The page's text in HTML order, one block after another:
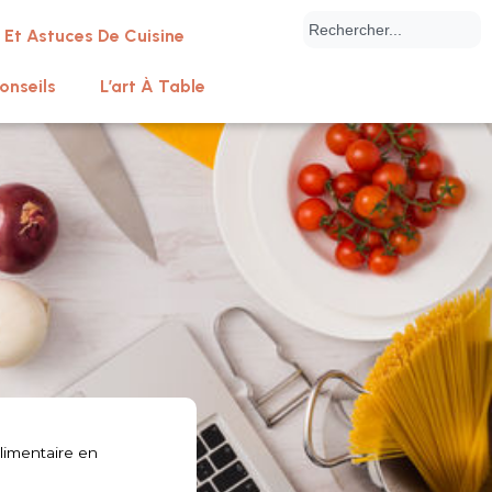
Astuces De Cuisine
L’art À Table
en